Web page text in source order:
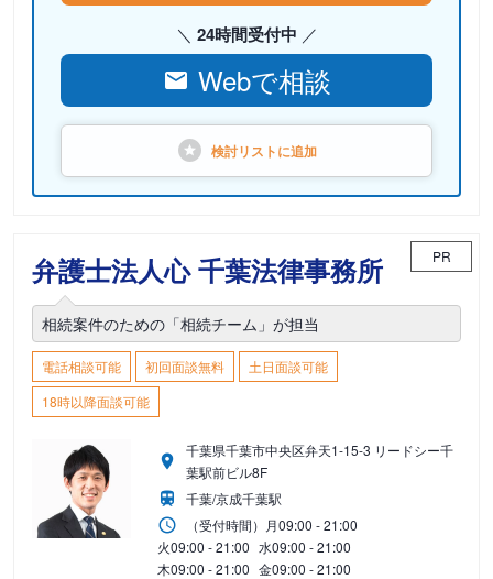
24時間受付中
Webで相談
検討リストに追加
弁護士法人心 千葉法律事務所 PR
相続案件のための「相続チーム」が担当
電話相談可能 初回面談無料
土日面談可能
18時以降面談可能
千葉県千葉市中央区弁天1-15-3 リードシー千
葉駅前ビル8F
千葉/京成千葉駅
（受付時間） 月09:00 - 21:00
火09:00 - 21:00 水09:00 - 21:00
木09:00 - 21:00 金09:00 - 21:00